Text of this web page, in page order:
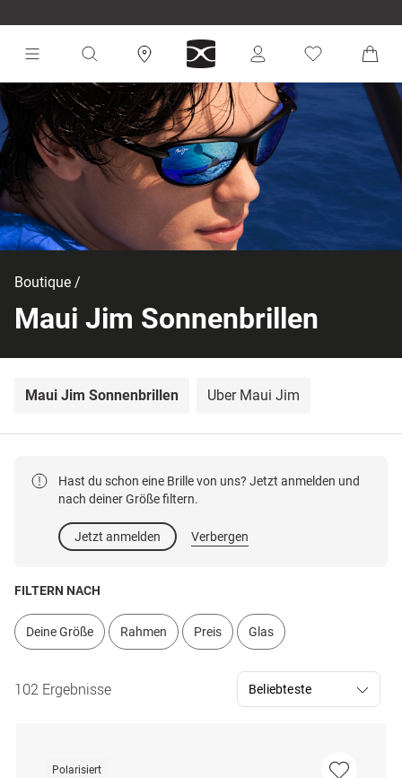
Boutique
Maui Jim Sonnenbrillen
Maui Jim Sonnenbrillen Über Maui Jim
Hast du schon eine Brille von uns? Jetzt anmelden und
nach deiner Größe filtern.
Jetzt anmelden Verbergen
FILTERN NACH
Deine Größe Rahmen Preis Glas
102 Ergebnisse
Polarisiert